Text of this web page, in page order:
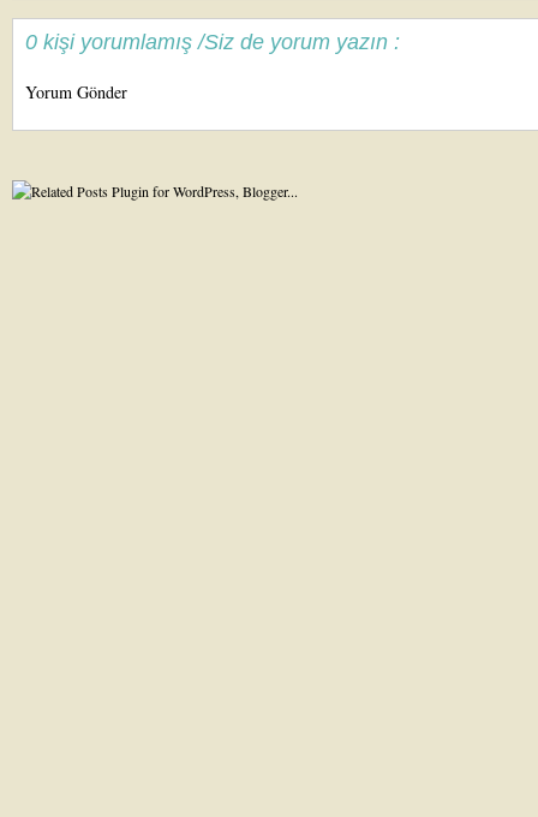
0 kişi yorumlamış /Siz de yorum yazın :
Yorum Gönder